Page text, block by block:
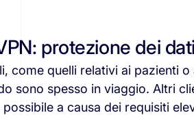
protezione dei
come quelli relativi ai pazienti o
sono spesso in viaggio. Altri
possibile a causa dei requisiti